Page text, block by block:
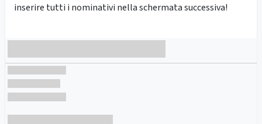
inserire tutti i nominativi nella schermata successiva!